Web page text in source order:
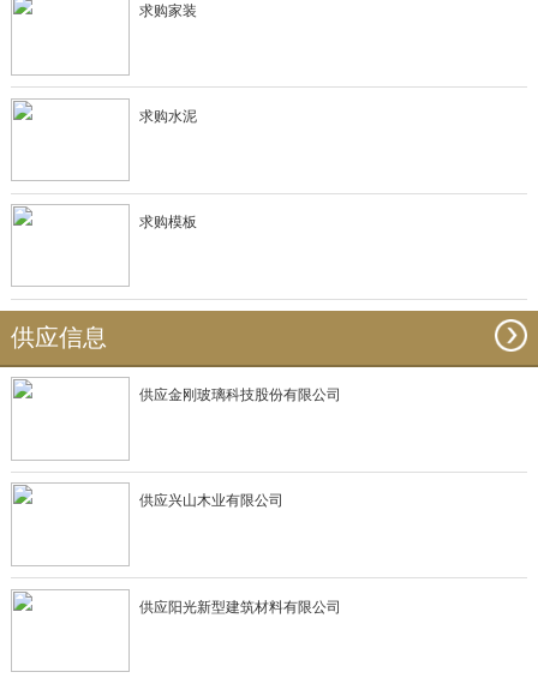
求购家装
求购水泥
求购模板
供应信息
供应金刚玻璃科技股份有限公司
供应兴山木业有限公司
供应阳光新型建筑材料有限公司